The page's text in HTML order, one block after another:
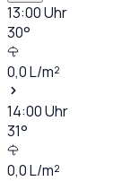
13:00Uhr
30°
0,0L/m²
14:00Uhr
31°
0,0L/m²